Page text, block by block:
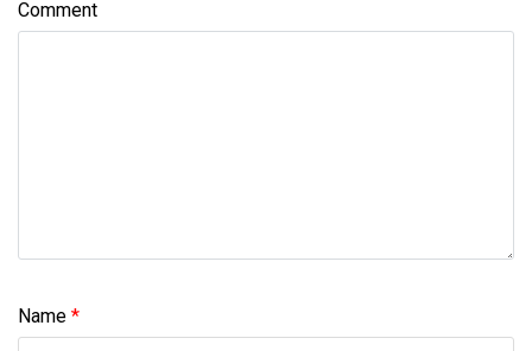
Comment
Name *